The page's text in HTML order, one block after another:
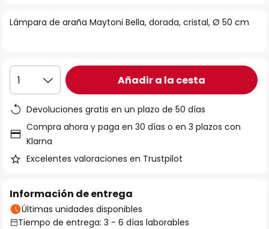
galería
Lámpara de araña Maytoni Bella, dorada, cristal, Ø 50 cm
1 Añadir a la cesta
Devoluciones gratis en un plazo de 50 días
Compra ahora y paga en 30 días o en 3 plazos con
Klarna
Excelentes valoraciones en Trustpilot
Información de entrega
Últimas unidades disponibles
Tiempo de entrega: 3 - 6 días laborables